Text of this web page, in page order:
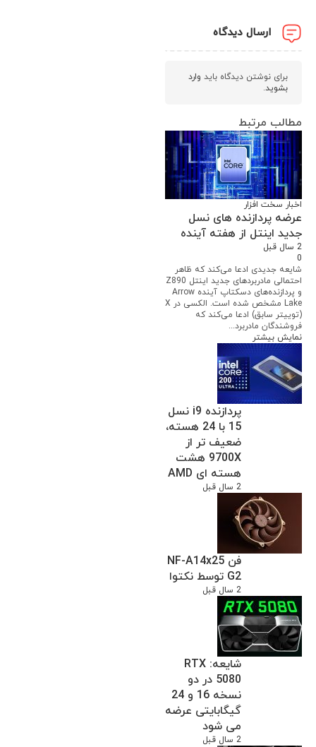
ارسال دیدگاه
برای نوشتن دیدگاه باید وارد
بشوید.
مطالب مرتبط
اخبار سخت افزار
عرضه پردازنده های نسل
جدید اینتل از هفته آینده
2 سال قبل
0
شایعه جدیدی ادعا می‌کند که ظاهر
احتمالی مادربردهای جدید اینتل Z890
و پردازنده‌های دسکتاپ آینده Arrow
Lake مشخص شده است. الکسی در X
(توییتر سابق) ادعا می‌کند که
فروشندگان مادربرد...
نمایش بیشتر
پردازنده i9 نسل
15 با 24 هسته،
ضعیف تر از
9700X هشت
هسته ای AMD
2 سال قبل
فن NF-A14x25
G2 توسط نکتوا
2 سال قبل
شایعه: RTX
5080 در دو
نسخه 16 و 24
گیگابایتی عرضه
می شود
2 سال قبل